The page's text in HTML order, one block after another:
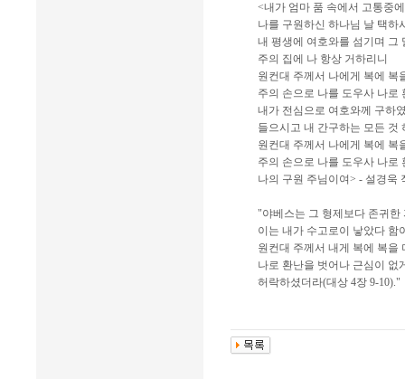
<내가 엄마 품 속에서 고통중
나를 구원하신 하나님 날 택하
내 평생에 여호와를 섬기며 그
주의 집에 나 항상 거하리니
원컨대 주께서 나에게 복에 복
주의 손으로 나를 도우사 나로
내가 전심으로 여호와께 구하
들으시고 내 간구하는 모든 것
원컨대 주께서 나에게 복에 복
주의 손으로 나를 도우사 나로
나의 구원 주님이여> - 설경욱
"야베스는 그 형제보다 존귀
이는 내가 수고로이 낳았다 함
원컨대 주께서 내게 복에 복을
나로 환난을 벗어나 근심이 없
허락하셨더라(대상 4장 9-10)."